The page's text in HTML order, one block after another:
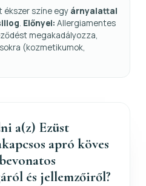
ékszer színe egy árnyalattal
. Előnyei: Allergiamentes
megakadályozza,
(kozmetikumok,
a(z) Ezüst
apró köves
és jellemzőiről?